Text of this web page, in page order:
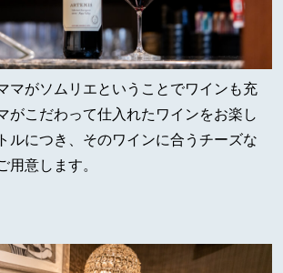
マがソムリエということでワインも充
がこだわって仕入れたワインをお楽し
ルにつき、そのワインに合うチーズな
用意します。